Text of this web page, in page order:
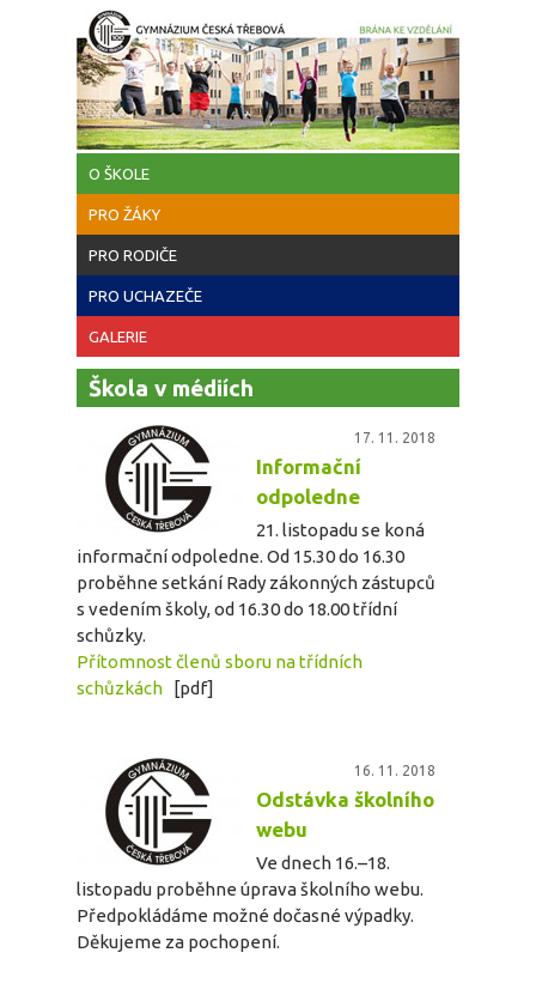
Přejít k hlavnímu obsahu
O ŠKOLE
PRO ŽÁKY
PRO RODIČE
PRO UCHAZEČE
GALERIE
Škola v médiích
17. 11. 2018
Informační
odpoledne
21. listopadu se koná
informační odpoledne. Od 15.30 do 16.30
proběhne setkání Rady zákonných zástupců
s vedením školy, od 16.30 do 18.00 třídní
schůzky.
Přítomnost členů sboru na třídních
schůzkách [pdf]
16. 11. 2018
Odstávka školního
webu
Ve dnech 16.–18.
listopadu proběhne úprava školního webu.
Předpokládáme možné dočasné výpadky.
Děkujeme za pochopení.